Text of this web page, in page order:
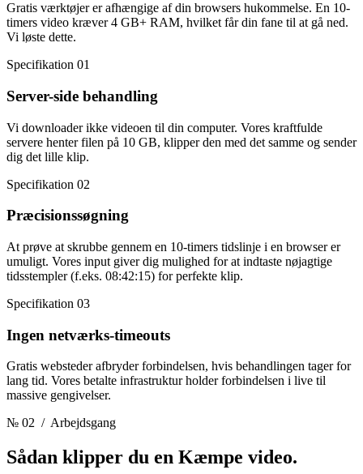
Gratis værktøjer er afhængige af din browsers hukommelse. En 10-
timers video kræver 4 GB+ RAM, hvilket får din fane til at gå ned.
Vi løste dette.
Specifikation 01
Server-side behandling
Vi downloader ikke videoen til din computer. Vores kraftfulde
servere henter filen på 10 GB, klipper den med det samme og sender
dig det lille klip.
Specifikation 02
Præcisionssøgning
At prøve at skrubbe gennem en 10-timers tidslinje i en browser er
umuligt. Vores input giver dig mulighed for at indtaste nøjagtige
tidsstempler (f.eks. 08:42:15) for perfekte klip.
Specifikation 03
Ingen netværks-timeouts
Gratis websteder afbryder forbindelsen, hvis behandlingen tager for
lang tid. Vores betalte infrastruktur holder forbindelsen i live til
massive gengivelser.
№ 02 / Arbejdsgang
Sådan klipper du en Kæmpe video.